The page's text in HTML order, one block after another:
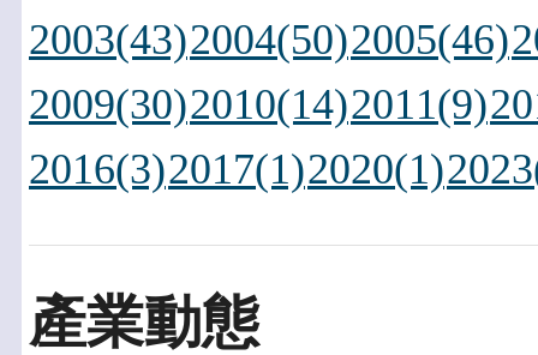
2003(43)2004(50)2005(46)
2009(30)2010(14)2011(9)
2016(3)2017(1)2020(1)
產業動態